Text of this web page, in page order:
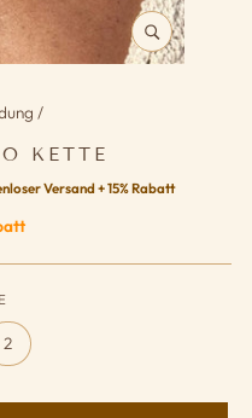
SCHLIESSEN (
ESC)
/
KETTE
Versand + 15% Rabatt
2